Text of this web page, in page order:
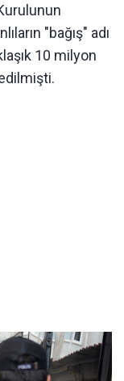
"bağış" adı
10 milyon